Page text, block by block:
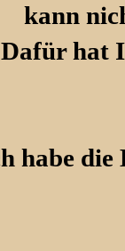
kann
Dafür hat
habe die